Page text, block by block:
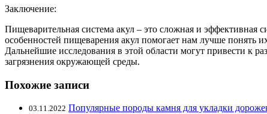
Заключение:
Пищеварительная система акул – это сложная и эффективная
особенностей пищеварения акул помогает нам лучше понять
Дальнейшие исследования в этой области могут привести к
загрязнения окружающей среды.
Похожие записи
03.11.2022 Популярные породы камня для укладки